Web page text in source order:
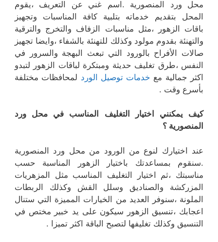
محل ورد المنصورية .اسم غني عن التعريف ،يقوم
المحل بتقديم خدماته بتلبية كافة المناسبات وتجهيز
باقات الزهور ،مثل مناسبات الزفاف والتخرج والترقية
والتهنئة بقدوم مولود وكذلك للتهنئة بالشفاء ،وايضا تجهيز
صالات الأفراح بالورود التي تبعث البهجة والسرور في
النفس ،طرق تغليف حديثة ومبتكرة لباقات الزهور لتبدو
اكثر جمالية مع خدمات توصيل الورد لمحافظات مختلفة
بأسرع وقت .
كيف يمكنني اختيار التغليف المناسب في محل ورد
المنصورية ؟
عند اختيارك لنوع من الورود من محل ورد المنصورية
.سنقوم بمساعدتك باختيار الزهور المناسبة حسب
مناسبتك ،ثم اختيار التغليف المناسب مثل المزهريات
المزركشة والصناديق وسلل القش وكذلك الربطات
الملونة ،سنوفر العديد من الخيارات المميزة التي ستنال
اعجابك ،تنسيق الزهور سيكون على يد خبير مختص في
التنسيق وكذلك تغليفها لتصبح الباقة اكثر تميزا .